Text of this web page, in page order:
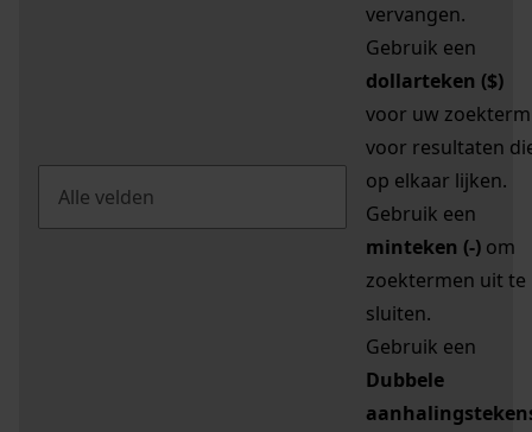
vervangen.
Gebruik een
dollarteken ($)
voor uw zoekterm
voor resultaten
op elkaar lijken.
Gebruik een
minteken (-) om
zoektermen uit te
sluiten.
Gebruik een
Dubbele